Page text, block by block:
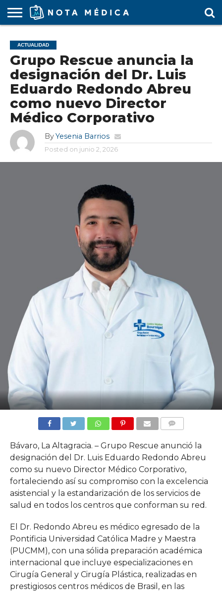
MÉDICA
ARS
ARTÍCULO
ACTUALIDAD
COLEGIO
MÉDICO
COVID-
19
EDUCACIÓN
MÉDICA
ESTUDIANTES
FARMACÉUTICAS
GUBERNAMENTAL
HOSPITALES
Y CLÍNICAS
MARKETING
MÉDICO
RESIDENTES
SALUD
LABORAL
SOCIEDADES
MÉDICAS
TURISMO
MÉDICO
VÍDEOS
ACTUALIDAD
Grupo Rescue anuncia la
designación del Dr. Luis
Eduardo Redondo Abreu
como nuevo Director
Médico Corporativo
ByYesenia Barrios
Posted on junio 2, 2026
Bávaro, La Altagracia. – Grupo Rescue anunció la
designación del Dr. Luis Eduardo Redondo Abreu
como su nuevo Director Médico Corporativo,
fortaleciendo así su compromiso con la excelencia
asistencial y la estandarización de los servicios de
salud en todos los centros que conforman su red.
El Dr. Redondo Abreu es médico egresado de la
Pontificia Universidad Católica Madre y Maestra
(PUCMM), con una sólida preparación académica
internacional que incluye especializaciones en
Cirugía General y Cirugía Plástica, realizadas en
prestigiosos centros médicos de Brasil, en las